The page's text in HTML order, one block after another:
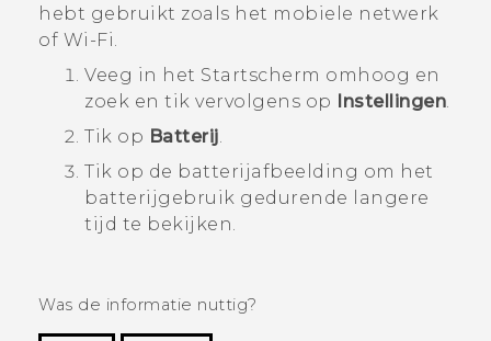
hebt gebruikt zoals het mobiele netwerk
of Wi‍-Fi.
Veeg in het Startscherm omhoog en
zoek en tik vervolgens op
Instellingen.
Tik op Batterij.
Tik op de batterijafbeelding om het
batterijgebruik gedurende langere
tijd te bekijken.
Was de informatie nuttig?